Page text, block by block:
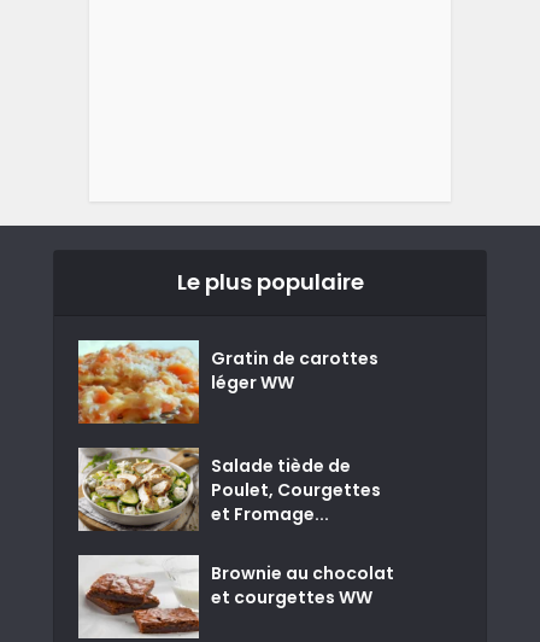
Le plus populaire
Gratin de carottes
léger WW
Salade tiède de
Poulet, Courgettes
et Fromage...
Brownie au chocolat
et courgettes WW